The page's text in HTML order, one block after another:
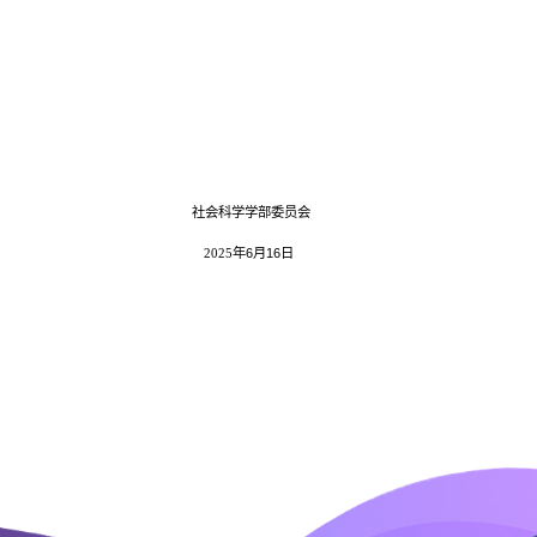
社会科学学部委员会
2025年6月 16日